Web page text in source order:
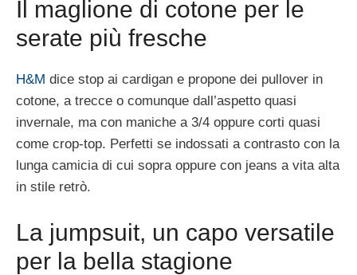
Il maglione di cotone per le
serate più fresche
H&M dice stop ai cardigan e propone dei pullover in
cotone, a trecce o comunque dall’aspetto quasi
invernale, ma con maniche a 3/4 oppure corti quasi
come crop-top. Perfetti se indossati a contrasto con la
lunga camicia di cui sopra oppure con jeans a vita alta
in stile retrò.
La jumpsuit, un capo versatile
per la bella stagione